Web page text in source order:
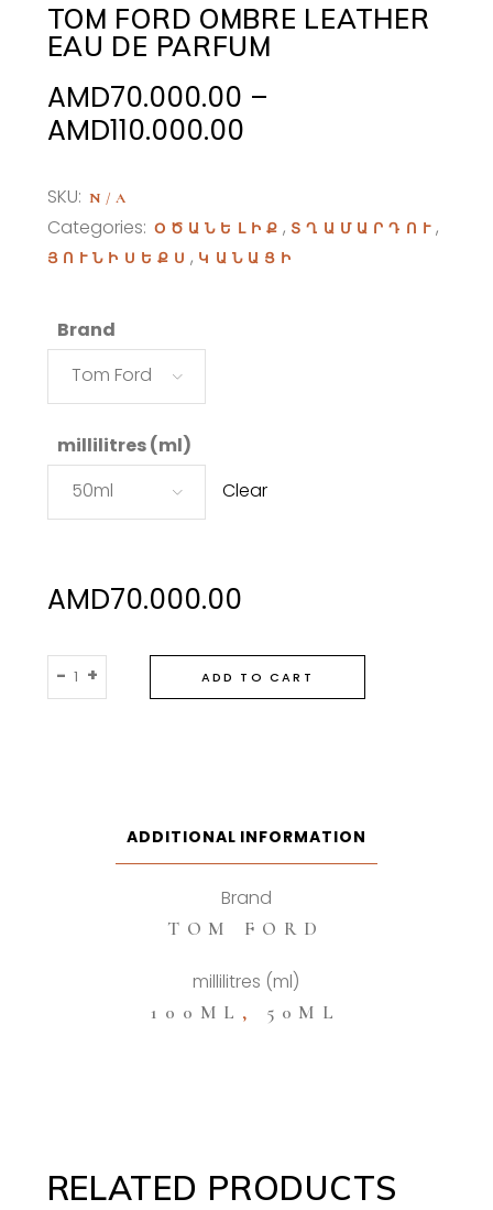
TOM FORD OMBRE LEATHER
EAU DE PARFUM
AMD70.000.00 –
AMD110.000.00Price
through
AMD110.000.00
SKU: N/A
Categories: ՕԾԱՆԵԼԻՔ, ՏՂԱՄԱՐԴՈՒ ,
ՅՈՒՆԻՍԵՔՍ, ԿԱՆԱՑԻ
Brand
Tom Ford
millilitres (ml)
50ml
Clear
AMD70.000.00
Tom
Ford
quantity
- + ADD TO CART
ADDITIONAL INFORMATION
Brand
TOM FORD
millilitres (ml)
100ML , 50ML
RELATED PRODUCTS